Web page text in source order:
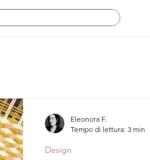
Design
Eleonora F.
Tempo di lettura: 3 min